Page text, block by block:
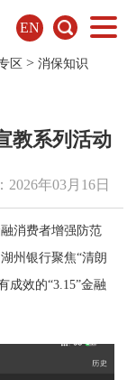
EN
区 >消保知识
教系列活动
年03月16日
消费者增强防范
州银行聚焦“清朗
成效的“3.15”金融